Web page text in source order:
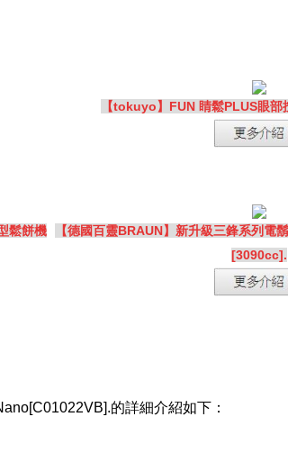
【tokuyo】FUN 睛鬆PLUS眼
鬆餅機
【德國百靈BRAUN】新升級三鋒系列電
[3090cc].
的詳細介紹如下：